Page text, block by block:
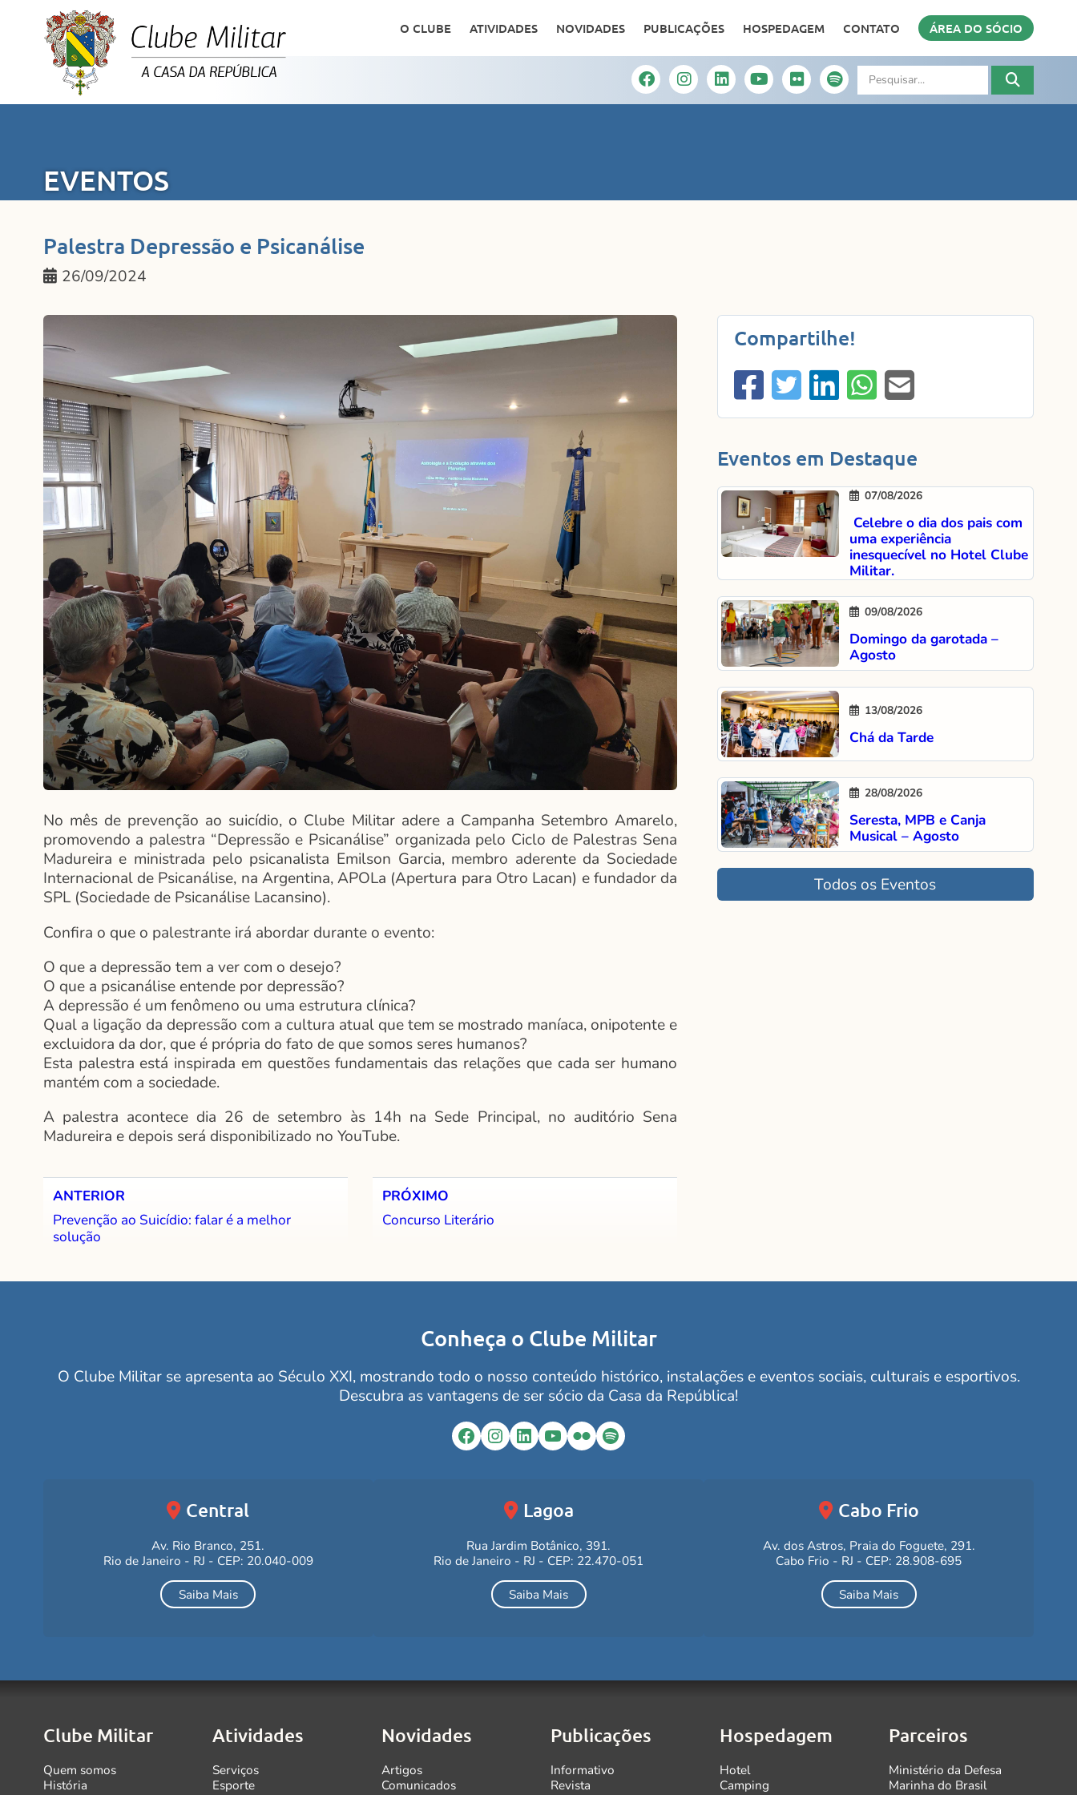
O CLUBE ATIVIDADES NOVIDADES PUBLICAÇÕES HOSPEDAGEM CONTATO ÁREA DO SÓCIO
EVENTOS
Palestra Depressão e Psicanálise
26/09/2024
No mês de prevenção ao suicídio, o Clube Militar adere a Campanha Setembro Amarelo,
promovendo a palestra “Depressão e Psicanálise” organizada pelo Ciclo de Palestras Sena
Madureira e ministrada pelo psicanalista Emilson Garcia, membro aderente da Sociedade
Internacional de Psicanálise, na Argentina, APOLa (Apertura para Otro Lacan) e fundador da
SPL (Sociedade de Psicanálise Lacansino).
Confira o que o palestrante irá abordar durante o evento:
O que a depressão tem a ver com o desejo?
O que a psicanálise entende por depressão?
A depressão é um fenômeno ou uma estrutura clínica?
Qual a ligação da depressão com a cultura atual que tem se mostrado maníaca, onipotente e
excluidora da dor, que é própria do fato de que somos seres humanos?
Esta palestra está inspirada em questões fundamentais das relações que cada ser humano
mantém com a sociedade.
A palestra acontece dia 26 de setembro às 14h na Sede Principal, no auditório Sena
Madureira e depois será disponibilizado no YouTube.
ANTERIOR
Prevenção ao Suicídio: falar é a melhor
solução
PRÓXIMO
Concurso Literário
Compartilhe!
Eventos em Destaque
07/08/2026
Celebre o dia dos pais com
uma experiência
inesquecível no Hotel Clube
Militar.
09/08/2026
Domingo da garotada –
Agosto
13/08/2026
Chá da Tarde
28/08/2026
Seresta, MPB e Canja
Musical – Agosto
Todos os Eventos
Conheça o Clube Militar
O Clube Militar se apresenta ao Século XXI, mostrando todo o nosso conteúdo histórico, instalações e eventos sociais, culturais e esportivos.
Descubra as vantagens de ser sócio da Casa da República!
Facebook
Instagram
LinkedIn
YouTube
FlickrSpotify
Central
Av. Rio Branco, 251.
Rio de Janeiro - RJ - CEP: 20.040-009
Saiba Mais
Lagoa
Rua Jardim Botânico, 391.
Rio de Janeiro - RJ - CEP: 22.470-051
Saiba Mais
Cabo Frio
Av. dos Astros, Praia do Foguete, 291.
Cabo Frio - RJ - CEP: 28.908-695
Saiba Mais
Clube Militar
Quem somos
História
Atividades
Serviços
Esporte
Novidades
Artigos
Comunicados
Publicações
Informativo
Revista
Hospedagem
Hotel
Camping
Parceiros
Ministério da Defesa
Marinha do Brasil